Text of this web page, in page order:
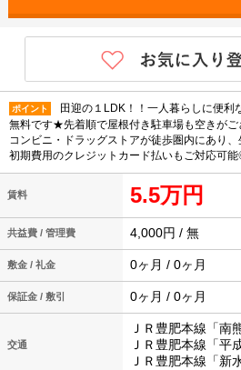
ポイント
田迎の１LDK！！一人暮らしに便利
無料です★先着順で屋根付き駐車場も空きがご
コンビニ・ドラッグストアが徒歩圏内にあり
初期費用のクレジットカード払いもご対応可
賃料 5.5万円
共益費 / 管理費 4,000円 / 無
敷金 / 礼金 0ヶ月 / 0ヶ月
保証金 / 敷引 0ヶ月 / 0ヶ月
交通
ＪＲ豊肥本線「南
ＪＲ豊肥本線「平
ＪＲ豊肥本線「新